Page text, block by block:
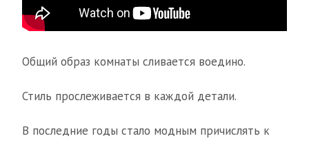
Общий образ комнаты сливается воедино.
Стиль прослеживается в каждой детали.
В последние годы стало модным причислять к